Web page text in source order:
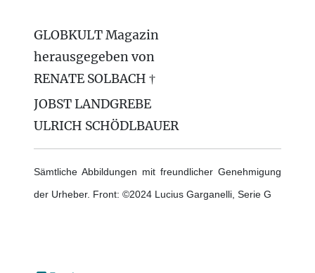
GLOBKULT Magazin
herausgegeben von
RENATE SOLBACH †
JOBST LANDGREBE
ULRICH SCHÖDLBAUER
Sämtliche Abbildungen mit freundlicher Genehmigung
der Urheber. Front: ©2024 Lucius Garganelli, Serie G